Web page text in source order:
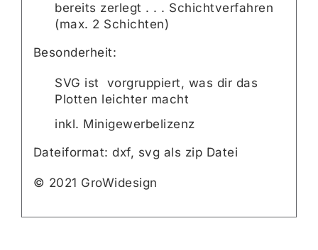
bereits zerlegt . . . Schichtverfahren
(max. 2 Schichten)
Besonderheit:
SVG ist vorgruppiert, was dir das
Plotten leichter macht
inkl. Minigewerbelizenz
Dateiformat: dxf, svg als zip Datei
© 2021 GroWidesign